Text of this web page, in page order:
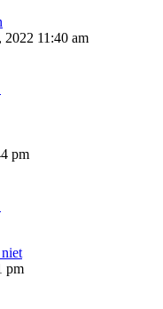
2022 11:40 am
pm
pm